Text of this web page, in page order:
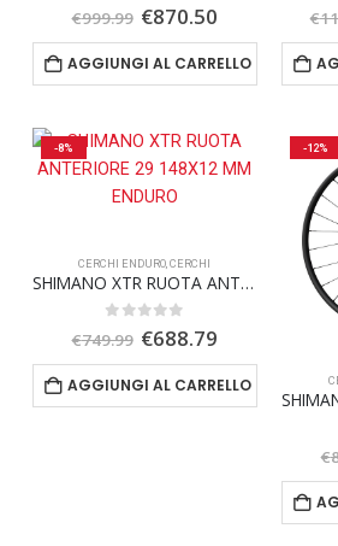
Su 5
€999.99 Il
originale
era:
€999.99.
€870.50
attuale
è:
€870.50.
AGGIUNGI AL CARRELLO
€
-8%
CERCHI ENDURO ,CERCHI
SHIMANO XTR RUOTA ANTERIORE 29 148X12 MM ENDURO
Su 5
€749.99 Il
originale
era:
€749.99.
€688.79
attuale
è:
€688.79.
AGGIUNGI AL CARRELLO
-12%
€